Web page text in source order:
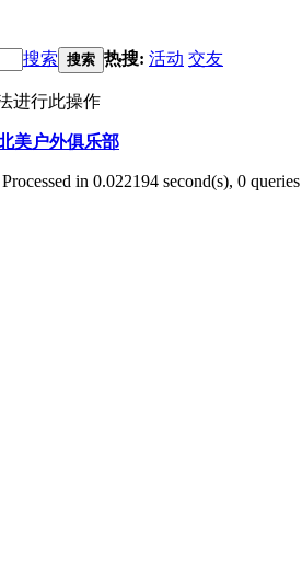
搜索 搜索 热搜: 活动 交友
进行此操作
美户外俱乐部
Processed in 0.022194 second(s), 0